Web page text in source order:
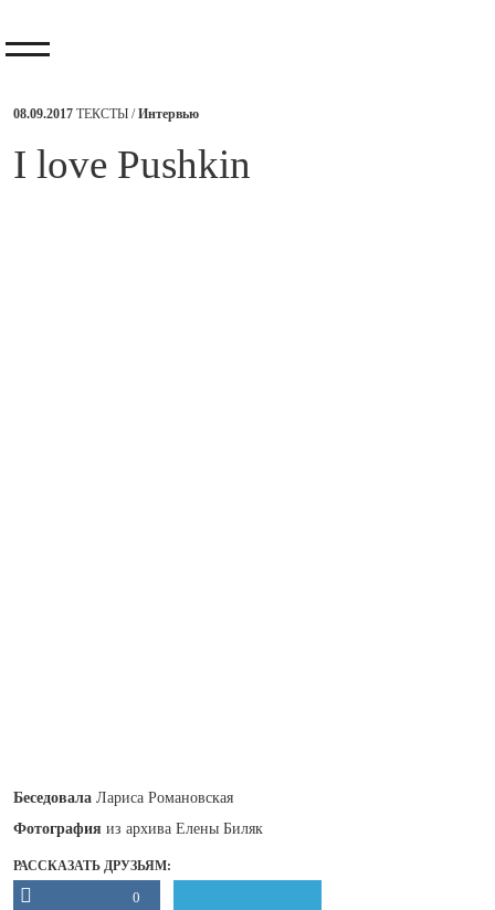
08.09.2017 ТЕКСТЫ /Интервью
I love Pushkin
Беседовала Лариса Романовская
Фотография из архива Елены Биляк
РАССКАЗАТЬ ДРУЗЬЯМ:
0